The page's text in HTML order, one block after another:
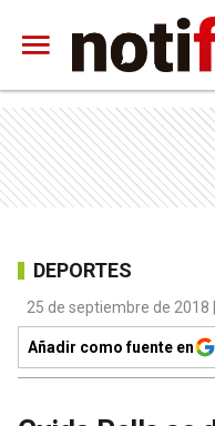
DEPORTES
25 de septiembre de 2018
Añadir como fuente en